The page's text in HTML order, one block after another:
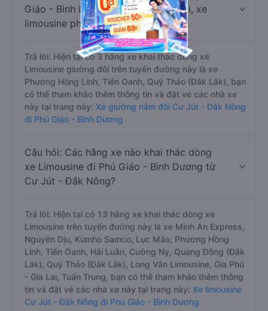
Giáo - Bình Dương dành cho cặp đôi, xe
limousine phòng đôi không?
Trả lời: Hiện tại có 3 hãng xe khai thác dòng xe
Limousine giường đôi trên tuyến đường này là xe
Phương Hồng Linh, Tiến Oanh, Quý Thảo (Đắk Lắk), bạn
có thể tham khảo thêm thông tin và đặt vé các nhà xe
này tại trang này: Xe giường nằm đôi Cư Jút - Đắk Nông
đi Phú Giáo - Bình Dương
Câu hỏi: Các hãng xe nào khai thác dòng
xe Limousine đi Phú Giáo - Bình Dương từ
Cư Jút - Đắk Nông?
Trả lời: Hiện tại có 13 hãng xe khai thác dòng xe
Limousine trên tuyến đường này là xe Minh An Express,
Nguyên Dịu, Kumho Samco, Lục Mão, Phương Hồng
Linh, Tiến Oanh, Hải Luân, Cường Ny, Quang Đông (Đắk
Lắk), Quý Thảo (Đắk Lắk), Long Vân Limousine, Gia Phú
- Gia Lai, Tuấn Trung, bạn có thể tham khảo thêm thông
tin và đặt vé các nhà xe này tại trang này: Xe limousine
Cư Jút - Đắk Nông đi Phú Giáo - Bình Dương